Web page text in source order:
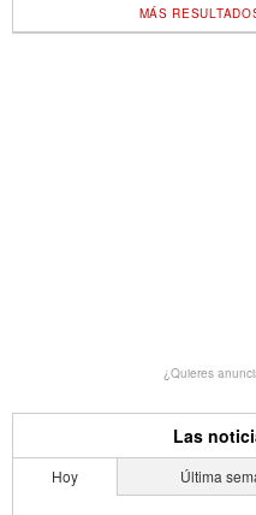
MÁS
¿Quieres
Las
Hoy Última